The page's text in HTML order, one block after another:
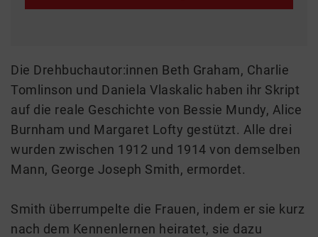
Die Drehbuchautor:innen Beth Graham, Charlie
Tomlinson und Daniela Vlaskalic haben ihr Skript
auf die reale Geschichte von Bessie Mundy, Alice
Burnham und Margaret Lofty gestützt. Alle drei
wurden zwischen 1912 und 1914 von demselben
Mann, George Joseph Smith, ermordet.
Smith überrumpelte die Frauen, indem er sie kurz
nach dem Kennenlernen heiratet, sie dazu